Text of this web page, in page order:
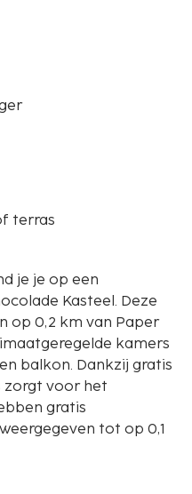
terras
je je op een
Kasteel. Deze
op 0,2 km van Paper
kamers
balkon. Dankzij gratis
zorgt voor het
gratis
tot op 0,1